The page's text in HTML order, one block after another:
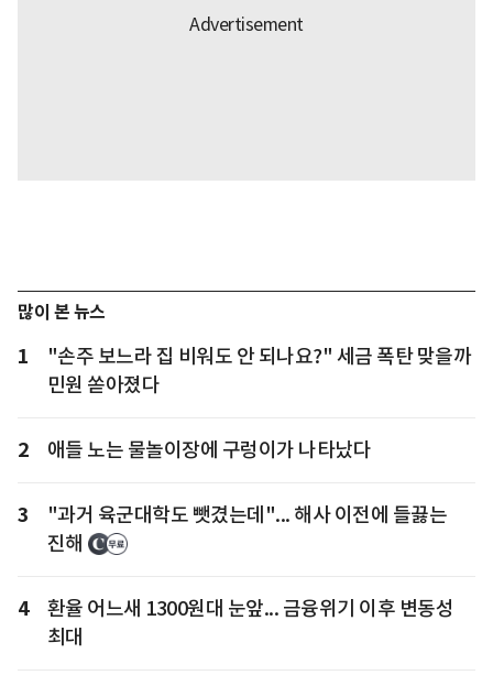
많이 본 뉴스
1
"손주 보느라 집 비워도 안 되나요?" 세금 폭탄 맞을까
민원 쏟아졌다
2 애들 노는 물놀이장에 구렁이가 나타났다
3
"과거 육군대학도 뺏겼는데"... 해사 이전에 들끓는
진해
4
환율 어느새 1300원대 눈앞... 금융위기 이후 변동성
최대